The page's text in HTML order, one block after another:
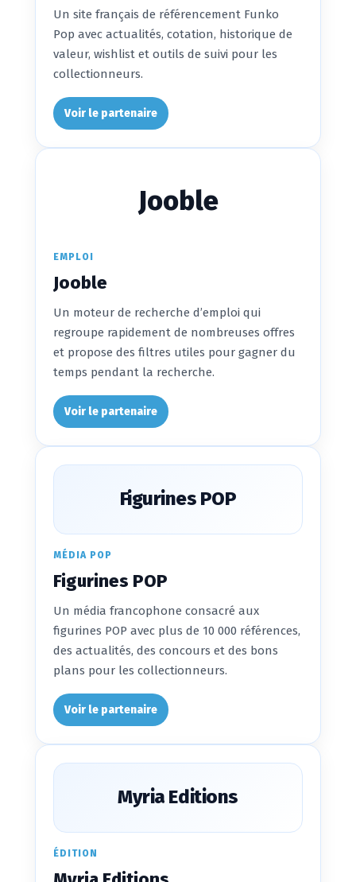
Un site français de référencement Funko
Pop avec actualités, cotation, historique de
valeur, wishlist et outils de suivi pour les
collectionneurs.
Voir le partenaire
Jooble
EMPLOI
Jooble
Un moteur de recherche d’emploi qui
regroupe rapidement de nombreuses offres
et propose des filtres utiles pour gagner du
temps pendant la recherche.
Voir le partenaire
Figurines POP
MÉDIA POP
Figurines POP
Un média francophone consacré aux
figurines POP avec plus de 10 000 références,
des actualités, des concours et des bons
plans pour les collectionneurs.
Voir le partenaire
Myria Editions
ÉDITION